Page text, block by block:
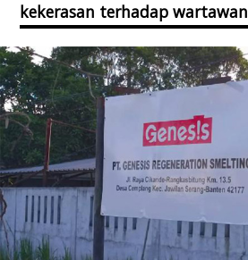
kekerasan terhadap wartawan